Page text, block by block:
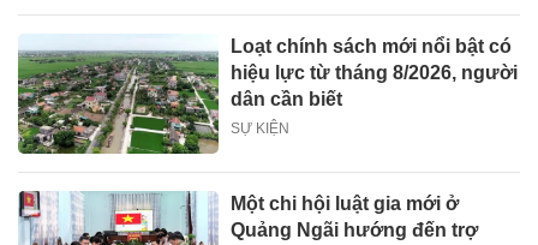
Loạt chính sách mới nổi bật có
hiệu lực từ tháng 8/2026, người
dân cần biết
SỰ KIỆN
Một chi hội luật gia mới ở
Quảng Ngãi hướng đến trợ